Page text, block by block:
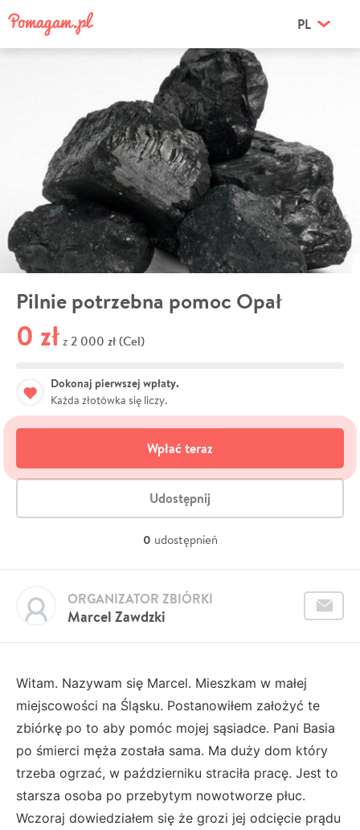
PL
Pilnie potrzebna pomoc Opał
0 zł z 2 000 zł (Cel)
Dokonaj pierwszej wpłaty.
Każda złotówka się liczy.
Wpłać teraz
Udostępnij
0 udostępnień
Marcel Zawdzki
ORGANIZATOR ZBIÓRKI
Witam. Nazywam się Marcel. Mieszkam w małej
miejscowości na Śląsku. Postanowiłem założyć te
zbiórkę po to aby pomóc mojej sąsiadce. Pani Basia
po śmierci męża została sama. Ma duży dom który
trzeba ogrzać, w październiku straciła pracę. Jest to
starsza osoba po przebytym nowotworze płuc.
Wczoraj dowiedziałem się że grozi jej odcięcie prądu